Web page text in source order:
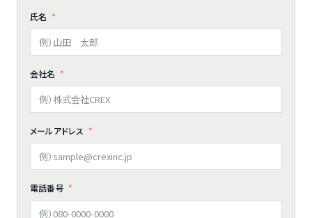
氏名
会社名
メールアドレス
電話番号